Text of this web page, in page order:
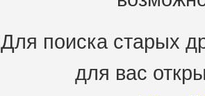
Для поиска старых
для вас